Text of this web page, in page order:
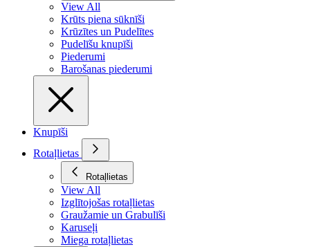
View All
Krūts piena sūknīši
Krūzītes un Pudelītes
Pudelīšu knupīši
Piederumi
Barošanas piederumi
Knupīši
Rotaļlietas
Rotaļlietas
View All
Izglītojošas rotaļlietas
Graužamie un Grabulīši
Karuseļi
Miega rotaļlietas